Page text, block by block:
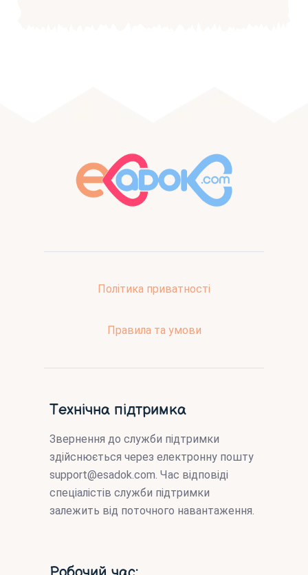
Політика приватності
Правила та умови
Технічна підтримка
Звернення до служби підтримки
здійснюється через електронну пошту
support@esadok.com. Час відповіді
спеціалістів служби підтримки
залежить від поточного навантаження.